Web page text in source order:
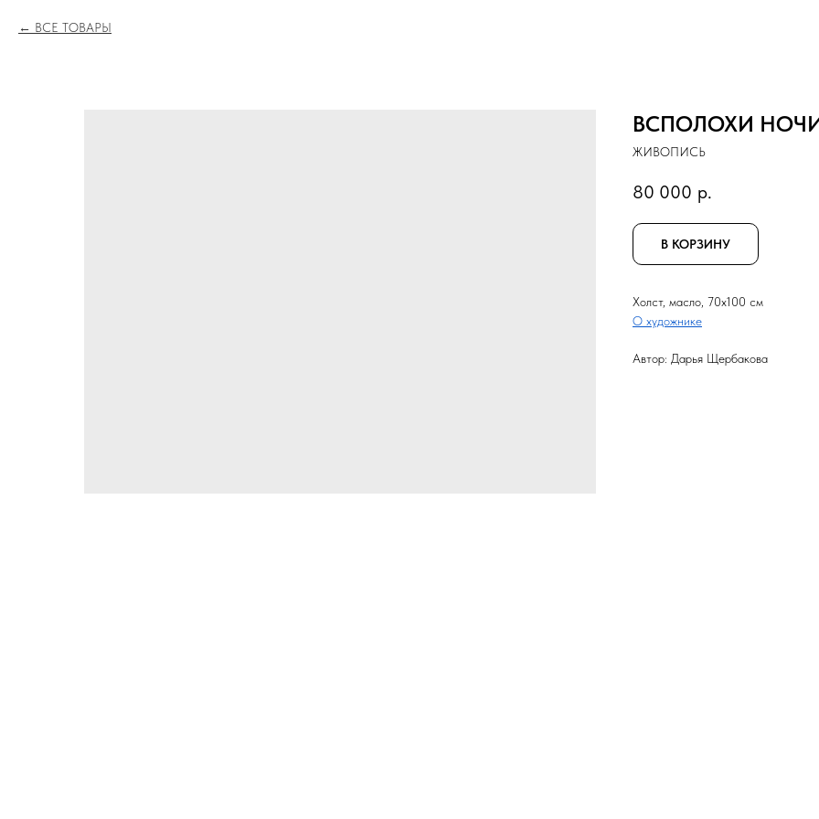
ВСЕ ТОВАРЫ
ВСПОЛОХИ
ЖИВОПИСЬ
80 000 р.
В КОРЗИНУ
Холст, масло, 70x100 см
О художнике
Автор: Дарья Щербакова